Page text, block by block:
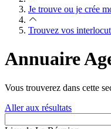
Je trouve ou je crée
Trouvez vos
Annuaire
Vous trouverez dans cette
Aller aux résultats